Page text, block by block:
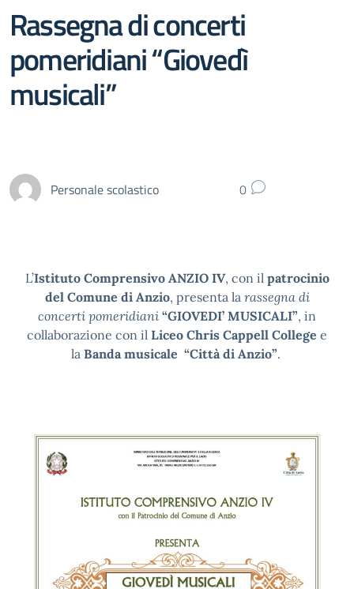
Rassegna di concerti
pomeridiani “Giovedì
musicali”
Personale scolastico 0
L’Istituto Comprensivo ANZIO IV, con il patrocinio
del Comune di Anzio, presenta larassegna di
concerti pomeridiani “GIOVEDI’ MUSICALI”, in
collaborazione con il Liceo Chris Cappell College e
la Banda musicale “Città di Anzio”.